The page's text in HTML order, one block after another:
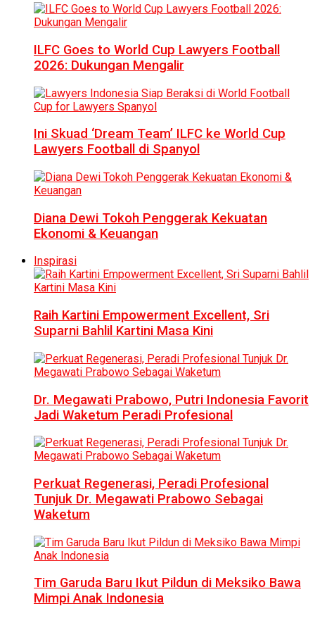
ILFC Goes to World Cup Lawyers Football
2026: Dukungan Mengalir
Ini Skuad ‘Dream Team’ ILFC ke World Cup
Lawyers Football di Spanyol
Diana Dewi Tokoh Penggerak Kekuatan
Ekonomi & Keuangan
Inspirasi
Raih Kartini Empowerment Excellent, Sri
Suparni Bahlil Kartini Masa Kini
Dr. Megawati Prabowo, Putri Indonesia Favorit
Jadi Waketum Peradi Profesional
Perkuat Regenerasi, Peradi Profesional
Tunjuk Dr. Megawati Prabowo Sebagai
Waketum
Tim Garuda Baru Ikut Pildun di Meksiko Bawa
Mimpi Anak Indonesia